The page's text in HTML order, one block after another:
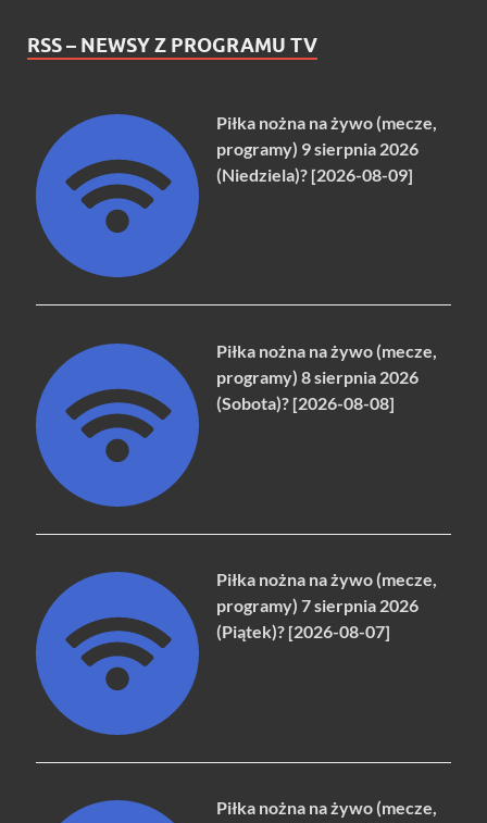
RSS – NEWSY Z PROGRAMU TV
Piłka nożna na żywo (mecze,
programy) 9 sierpnia 2026
(Niedziela)? [2026-08-09]
Piłka nożna na żywo (mecze,
programy) 8 sierpnia 2026
(Sobota)? [2026-08-08]
Piłka nożna na żywo (mecze,
programy) 7 sierpnia 2026
(Piątek)? [2026-08-07]
Piłka nożna na żywo (mecze,